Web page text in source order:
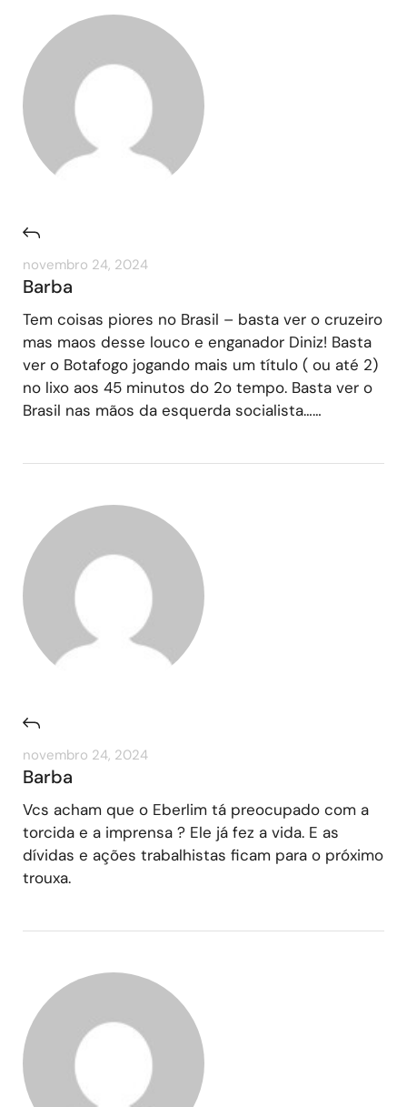
novembro 24, 2024
Barba
Tem coisas piores no Brasil – basta ver o cruzeiro
mas maos desse louco e enganador Diniz! Basta
ver o Botafogo jogando mais um título ( ou até 2)
no lixo aos 45 minutos do 2o tempo. Basta ver o
Brasil nas mãos da esquerda socialista……
novembro 24, 2024
Barba
Vcs acham que o Eberlim tá preocupado com a
torcida e a imprensa ? Ele já fez a vida. E as
dívidas e ações trabalhistas ficam para o próximo
trouxa.